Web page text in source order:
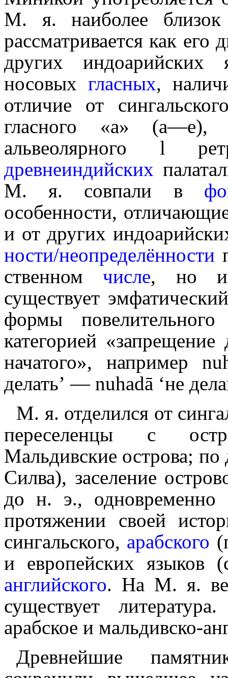
М. я. наиболее близок
рассматривается как его
других индоарийских
носовых гласных,
отличие от
гласного «a» (a—e),
альвеолярного l
древнеиндийских
М. я. совпали в
особенности,
и от других
но­сти​/​неопреде­лён­но­сти
ствен­номчисле, но и
существует
формы
категорией
начатого», например
делать’ — nuhadā ‘не
М. я. отделился от
переселенцы с
Мальдивские остро­ва;
Силва), заселе­ние
до н. э.,
протяжении своей
сингальского, арабского
и европейских
английского. На М. я.
существует
арабское и мальдивско-
Древнейшие